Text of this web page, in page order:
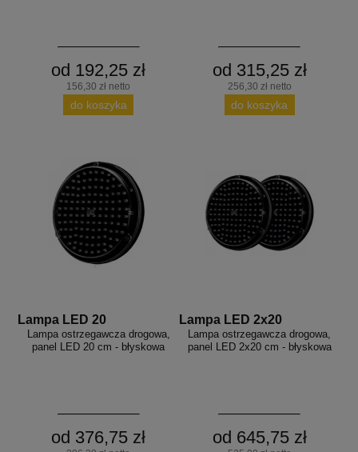
od 192,25 zł
156,30 zł netto
do koszyka
od 315,25 zł
256,30 zł netto
do koszyka
Lampa LED 20
Lampa ostrzegawcza drogowa,
panel LED 20 cm - błyskowa
od 376,75 zł
Lampa LED 2x20
Lampa ostrzegawcza drogowa,
panel LED 2x20 cm - błyskowa
od 645,75 zł